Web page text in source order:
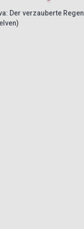
Der verzauberte